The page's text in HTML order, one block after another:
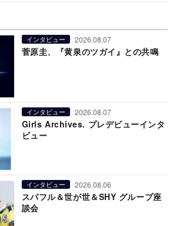
インタビュー 2026.08.07
菅原圭、『黄泉のツガイ』との共鳴
インタビュー 2026.08.07
Girls Archives. プレデビューインタ
ビュー
インタビュー 2026.08.06
スパフル＆世が世＆SHY グループ座
談会